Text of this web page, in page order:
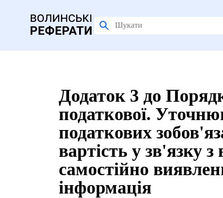
Додаток 3 до
податкової.
податкових
вартість у зв'язку
самостійно
інформація